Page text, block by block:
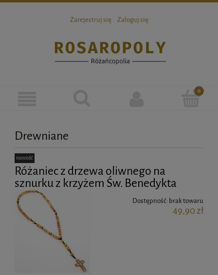
Zarejestruj się Zaloguj się
Drewniane
Różaniec z drzewa oliwnego na
sznurku z krzyżem Św. Benedykta
Dostępność: brak towaru
49,90 zł
nowość